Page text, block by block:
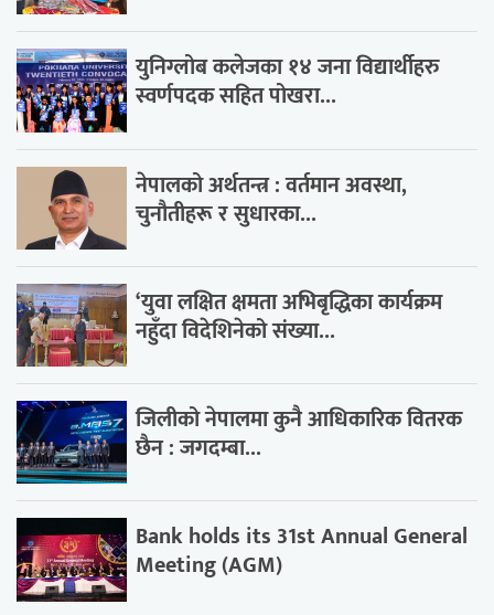
युनिग्लोब कलेजका १४ जना विद्यार्थीहरु
स्वर्णपदक सहित पोखरा...
नेपालको अर्थतन्त्र : वर्तमान अवस्था,
चुनौतीहरू र सुधारका...
‘युवा लक्षित क्षमता अभिबृद्धिका कार्यक्रम
नहुँदा विदेशिनेको संख्या...
जिलीको नेपालमा कुनै आधिकारिक वितरक
छैन : जगदम्बा...
Bank holds its 31st Annual General
Meeting (AGM)